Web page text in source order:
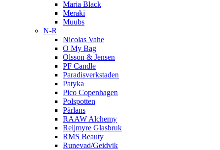
Maria Black
Meraki
Muubs
N-R
Nicolas Vahe
O My Bag
Olsson & Jensen
PF Candle
Paradisverkstaden
Patyka
Pico Copenhagen
Polspotten
Pärlans
RAAW Alchemy
Reijmyre Glasbruk
RMS Beauty
Runevad/Geidvik